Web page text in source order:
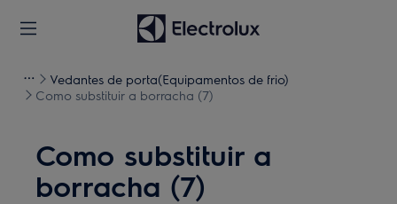
Vedantes de porta(Equipamentos de frio)
Como substituir a borracha (7)
Como substituir a
borracha (7)